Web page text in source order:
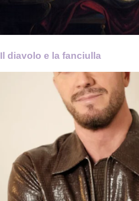
Il diavolo e la fanciulla